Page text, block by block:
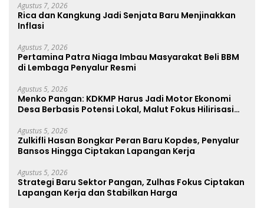
Agustus 7, 2026
Rica dan Kangkung Jadi Senjata Baru Menjinakkan
Inflasi
Agustus 7, 2026
Pertamina Patra Niaga Imbau Masyarakat Beli BBM
di Lembaga Penyalur Resmi
Agustus 5, 2026
Menko Pangan: KDKMP Harus Jadi Motor Ekonomi
Desa Berbasis Potensi Lokal, Malut Fokus Hilirisasi
Agustus 5, 2026
Zulkifli Hasan Bongkar Peran Baru Kopdes, Penyalur
Bansos Hingga Ciptakan Lapangan Kerja
Agustus 5, 2026
Strategi Baru Sektor Pangan, Zulhas Fokus Ciptakan
Lapangan Kerja dan Stabilkan Harga